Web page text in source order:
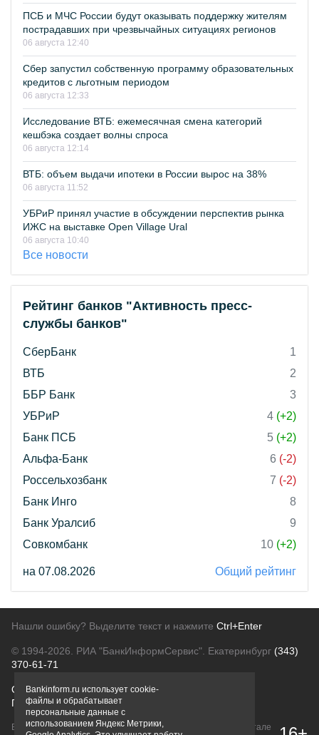
ПСБ и МЧС России будут оказывать поддержку жителям
пострадавших при чрезвычайных ситуациях регионов
06 августа 12:40
Сбер запустил собственную программу образовательных
кредитов с льготным периодом
06 августа 12:33
Исследование ВТБ: ежемесячная смена категорий
кешбэка создает волны спроса
06 августа 12:14
ВТБ: объем выдачи ипотеки в России вырос на 38%
06 августа 11:52
УБРиР принял участие в обсуждении перспектив рынка
ИЖС на выставке Open Village Ural
06 августа 10:40
Все новости
Рейтинг банков "Активность пресс-
службы банков"
СберБанк
1
ВТБ
2
ББР Банк
3
УБРиР
4 (+2)
Банк ПСБ
5 (+2)
Альфа-Банк
6 (-2)
Россельхозбанк
7 (-2)
Банк Инго
8
Банк Уралсиб
9
Совкомбанк
10 (+2)
на 07.08.2026 Общий рейтинг
Нашли ошибку? Выделите текст и нажмите Ctrl+Enter
© 1994-2026. РИА "БанкИнформСервис". Екатеринбург (343)
370-61-71
О проектеПолитика конфиденциальности
Правовая информацияДля рекламодателей
Вся информация о продуктах банков, размещенная на портале
Bankinform.ru использует cookie-
файлы и обрабатывает
персональные данные с
использованием Яндекс Метрики,